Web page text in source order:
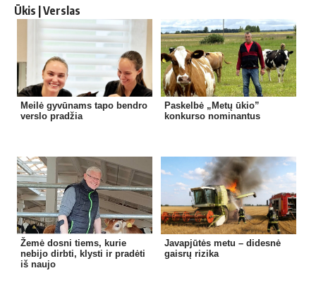
Ūkis | Verslas
Meilė gyvūnams tapo bendro
verslo pradžia
Paskelbė „Metų ūkio”
konkurso nominantus
Žemė dosni tiems, kurie
nebijo dirbti, klysti ir pradėti
iš naujo
Javapjūtės metu – didesnė
gaisrų rizika